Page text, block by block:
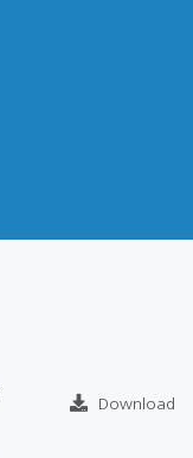
Download